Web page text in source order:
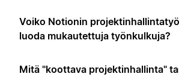
Voiko Notionin
luoda mukautettuja työnkulkuja?
Mitä "koottava projektinhallinta"